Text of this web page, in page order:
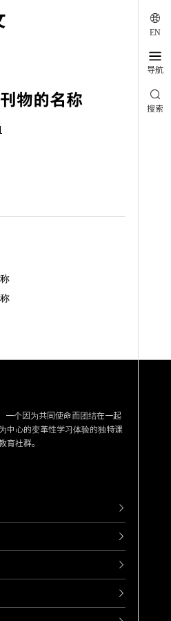

EN
导航

搜索
物的名称
一个因为共同使命而团结在一起
中心的变革性学习体验的独特课
育社群。



